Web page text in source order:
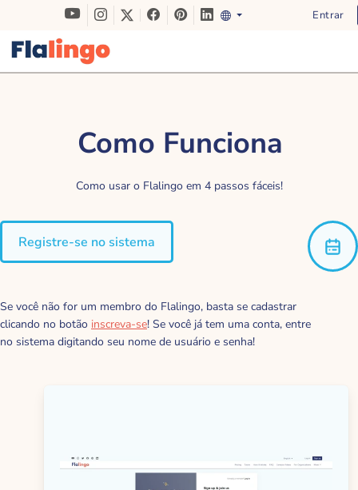
Entrar
Como Funciona
Como usar o Flalingo em 4 passos fáceis!
Se você não for um membro do Flalingo, basta se cadastrar
clicando no botão inscreva-se! Se você já tem uma conta, entre
no sistema digitando seu nome de usuário e senha!
Registre-se no sistema